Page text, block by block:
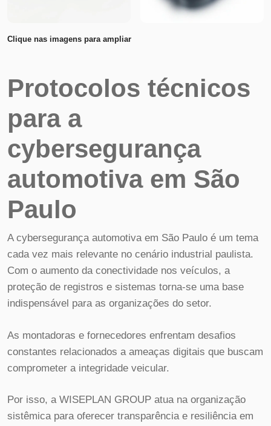
Clique nas imagens para ampliar
Protocolos técnicos
para a
cybersegurança
automotiva em São
Paulo
A cybersegurança automotiva em São Paulo é um tema
cada vez mais relevante no cenário industrial paulista.
Com o aumento da conectividade nos veículos, a
proteção de registros e sistemas torna-se uma base
indispensável para as organizações do setor.
As montadoras e fornecedores enfrentam desafios
constantes relacionados a ameaças digitais que buscam
comprometer a integridade veicular.
Por isso, a WISEPLAN GROUP atua na organização
sistêmica para oferecer transparência e resiliência em